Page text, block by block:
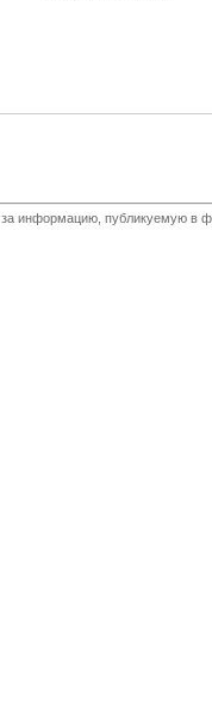
за информацию, публикуемую